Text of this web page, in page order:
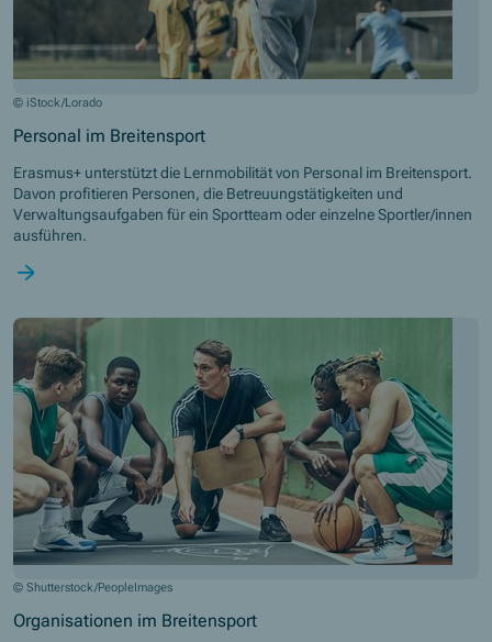
© iStock/Lorado
Personal im Breitensport
Erasmus+ unterstützt die Lernmobilität von Personal im Breitensport.
Davon profitieren Personen, die Betreuungstätigkeiten und
Verwaltungsaufgaben für ein Sportteam oder einzelne Sportler/innen
ausführen.
© Shutterstock/PeopleImages
Organisationen im Breitensport